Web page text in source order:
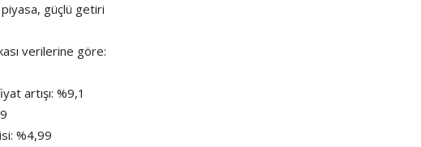
güçlü getiri
verilerine göre:
artışı: %9,1
%4,99